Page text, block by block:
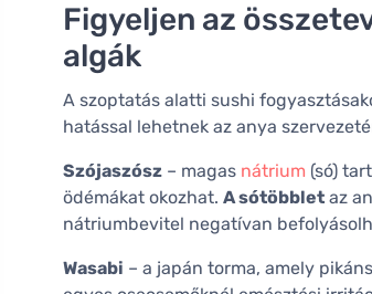
Figyeljen az
algák
A szoptatás alatti sushi
hatással lehetnek az anya
Szójaszósz – magas nátrium (só)
ödémákat okozhat. A sótöbblet az
nátriumbevitel negatívan
Wasabi – a japán torma, amely